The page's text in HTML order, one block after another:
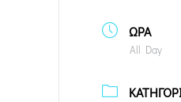
ΏΡΑ
All Day